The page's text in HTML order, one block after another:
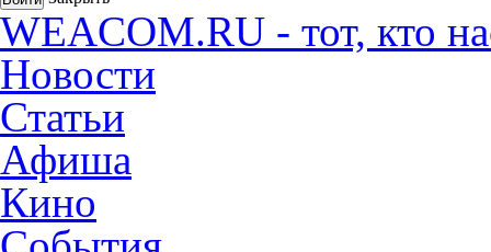
WEACOM.RU - тот, кто
Новости
Статьи
Афиша
Кино